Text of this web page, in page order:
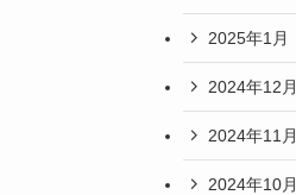
2025年1月
2024年12月
2024年11月
2024年10月